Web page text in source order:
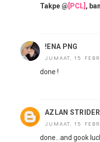
Takpe @ [PCL] ,
!ENA PNG
JUMAAT, 15
done !
AZLAN STRIDER
JUMAAT, 15
done...and gook